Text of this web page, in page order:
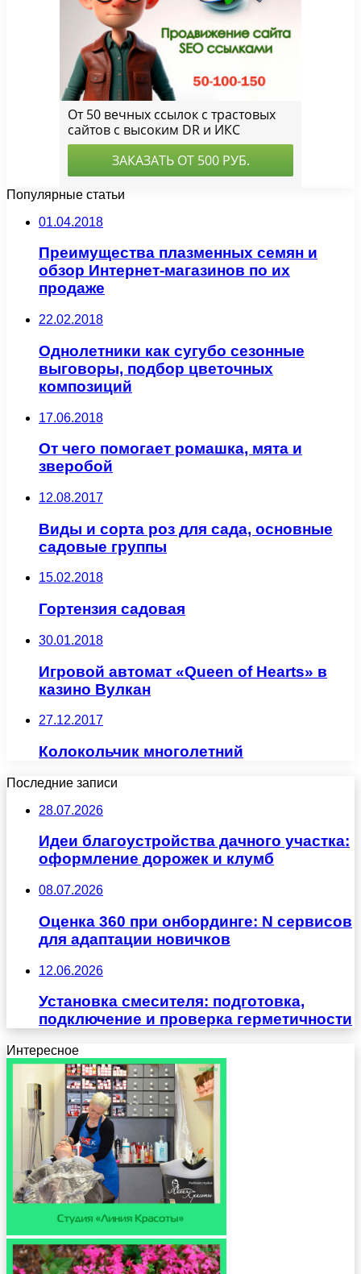
Популярные статьи
01.04.2018
Преимущества плазменных семян и
обзор Интернет-магазинов по их
продаже
22.02.2018
Однолетники как сугубо сезонные
выговоры, подбор цветочных
композиций
17.06.2018
От чего помогает ромашка, мята и
зверобой
12.08.2017
Виды и сорта роз для сада, основные
садовые группы
15.02.2018
Гортензия садовая
30.01.2018
Игровой автомат «Queen of Hearts» в
казино Вулкан
27.12.2017
Колокольчик многолетний
Последние записи
28.07.2026
Идеи благоустройства дачного участка:
оформление дорожек и клумб
08.07.2026
Оценка 360 при онбординге: N сервисов
для адаптации новичков
12.06.2026
Установка смесителя: подготовка,
подключение и проверка герметичности
Интересное